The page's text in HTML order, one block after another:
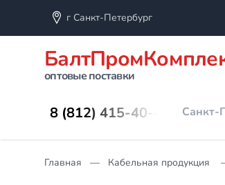
г Санкт-Петербург
оптовые поставки
8 (812) 415-40-45 Санкт-
Главная Кабельная продукция